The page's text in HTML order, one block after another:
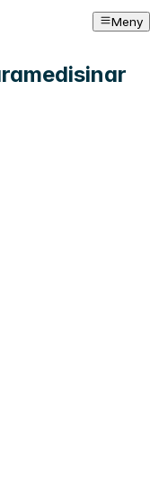
Meny